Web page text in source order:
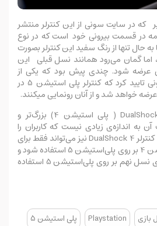
که در سایت سونی از این کنترلر منتشر
در قسمت بیرونی خود است که در نوع
حال تنها از رنگ سفید این کنترلر بصورت
گمان می‌رود همانند نسل قبلی این
عرضه شود. چندی پیش بود که یکی از
مدیران بخش بازاریابی سونی تایید کرد که کنترلر پلی استیشن 5 در
خواهد شد و از آنان رونمایی میکنند.
این کنترلر نسبت به DualShock 4 ( پلی استیشن 4) بزرگ‌تر و
به اندازه‌ی زیادی نیست که کاربران را
اذیت کند. به گفته‌ی سونی، کنترلر DualShock 4 نیز می‌تواند فقط برای
تجربه‌ی بازی‌های پلی‌استیشن 4 بر روی پلی‌استیشن 5 استفاده شود و
از آن نمی‌توان برای بازی‌های نسل نهم بر روی پلی‌استیشن 5 استفاده
بازی Playstation پلی استیشن 5